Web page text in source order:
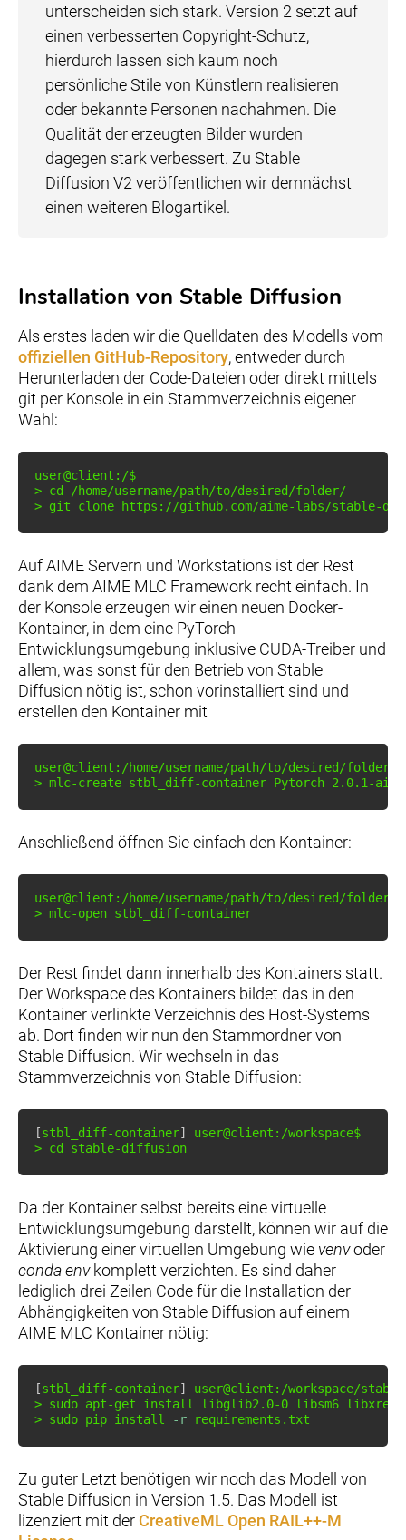
unterscheiden sich stark. Version 2 setzt auf
einen verbesserten Copyright-Schutz,
hierdurch lassen sich kaum noch
persönliche Stile von Künstlern realisieren
oder bekannte Personen nachahmen. Die
Qualität der erzeugten Bilder wurden
dagegen stark verbessert. Zu Stable
Diffusion V2 veröffentlichen wir demnächst
einen weiteren Blogartikel.
Installation von Stable Diffusion
Als erstes laden wir die Quelldaten des Modells vom
offiziellen GitHub-Repository, entweder durch
Herunterladen der Code-Dateien oder direkt mittels
git per Konsole in ein Stammverzeichnis eigener
Wahl:
> cd
> git clone https://github.com/aime-labs/stable-
Auf AIME Servern und Workstations ist der Rest
dank dem AIME MLC Framework recht einfach. In
der Konsole erzeugen wir einen neuen Docker-
Kontainer, in dem eine PyTorch-
Entwicklungsumgebung inklusive CUDA-Treiber und
allem, was sonst für den Betrieb von Stable
Diffusion nötig ist, schon vorinstalliert sind und
erstellen den Kontainer mit
> mlc-create stbl_diff-container Pytorch 2.0.1-
Anschließend öffnen Sie einfach den Kontainer:
> mlc-open stbl_diff-container
Der Rest findet dann innerhalb des Kontainers statt.
Der Workspace des Kontainers bildet das in den
Kontainer verlinkte Verzeichnis des Host-Systems
ab. Dort finden wir nun den Stammordner von
Stable Diffusion. Wir wechseln in das
Stammverzeichnis von Stable Diffusion:
[stbl_diff-container]
> cd stable-diffusion
Da der Kontainer selbst bereits eine virtuelle
Entwicklungsumgebung darstellt, können wir auf die
Aktivierung einer virtuellen Umgebung wie venvoder
conda envkomplett verzichten. Es sind daher
lediglich drei Zeilen Code für die Installation der
Abhängigkeiten von Stable Diffusion auf einem
AIME MLC Kontainer nötig:
[stbl_diff-container]
> sudo apt-get
install
> sudo pip install -r requirements.txt
Zu guter Letzt benötigen wir noch das Modell von
Stable Diffusion in Version 1.5. Das Modell ist
lizenziert mit derCreativeML Open RAIL++-M